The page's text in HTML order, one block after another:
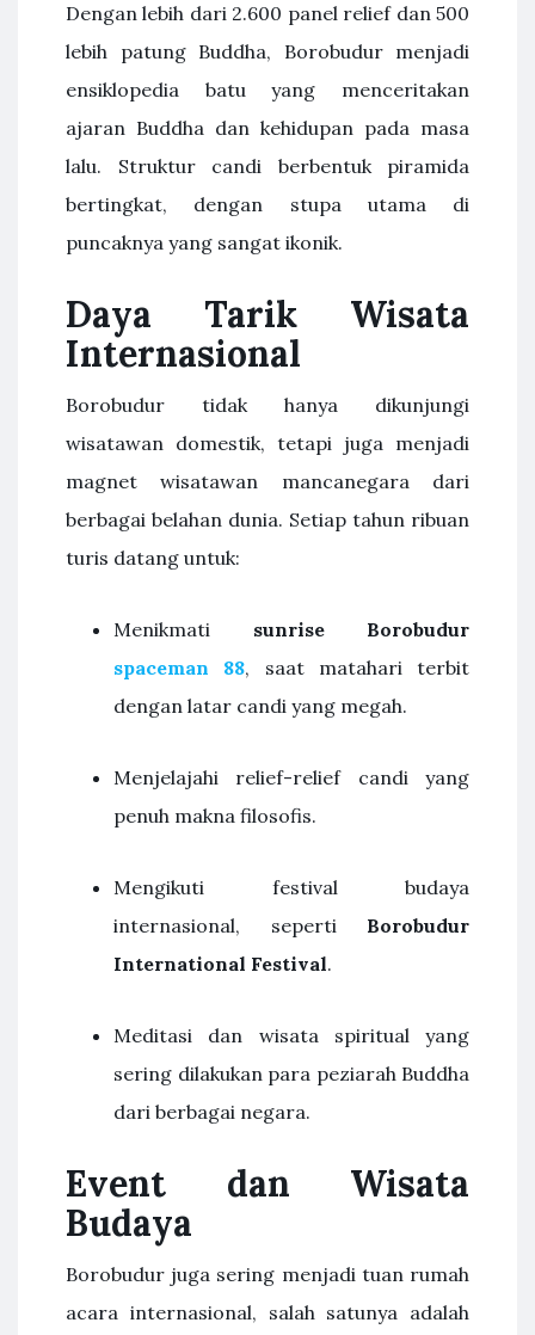
Dengan lebih dari 2.600 panel relief dan 500
lebih patung Buddha, Borobudur menjadi
ensiklopedia batu yang menceritakan
ajaran Buddha dan kehidupan pada masa
lalu. Struktur candi berbentuk piramida
bertingkat, dengan stupa utama di
puncaknya yang sangat ikonik.
Daya Tarik Wisata
Internasional
Borobudur tidak hanya dikunjungi
wisatawan domestik, tetapi juga menjadi
magnet wisatawan mancanegara dari
berbagai belahan dunia. Setiap tahun ribuan
turis datang untuk:
Menikmati sunrise Borobudur
spaceman 88, saat matahari terbit
dengan latar candi yang megah.
Menjelajahi relief-relief candi yang
penuh makna filosofis.
Mengikuti festival budaya
internasional, seperti Borobudur
International Festival.
Meditasi dan wisata spiritual yang
sering dilakukan para peziarah Buddha
dari berbagai negara.
Event dan Wisata
Budaya
Borobudur juga sering menjadi tuan rumah
acara internasional, salah satunya adalah